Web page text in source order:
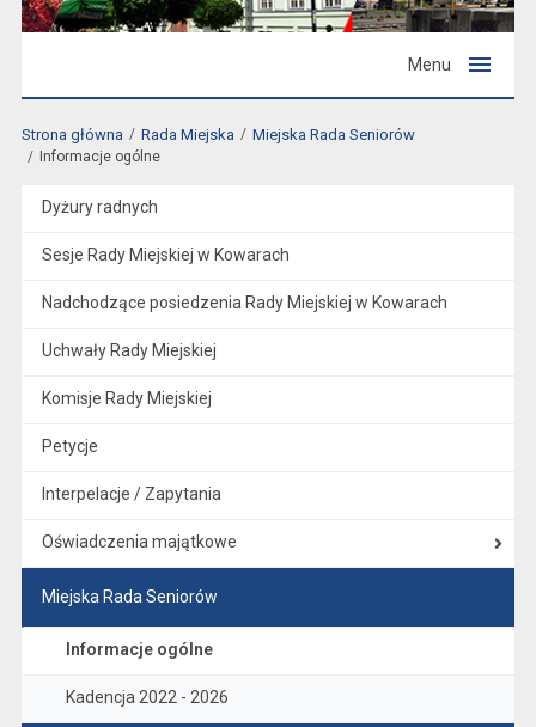
Menu
Strona główna Rada Miejska Miejska Rada Seniorów
Informacje ogólne
Dyżury radnych
Sesje Rady Miejskiej w Kowarach
Nadchodzące posiedzenia Rady Miejskiej w Kowarach
Uchwały Rady Miejskiej
Komisje Rady Miejskiej
Petycje
Interpelacje / Zapytania
Oświadczenia majątkowe
Miejska Rada Seniorów
Informacje ogólne
Kadencja 2022 - 2026